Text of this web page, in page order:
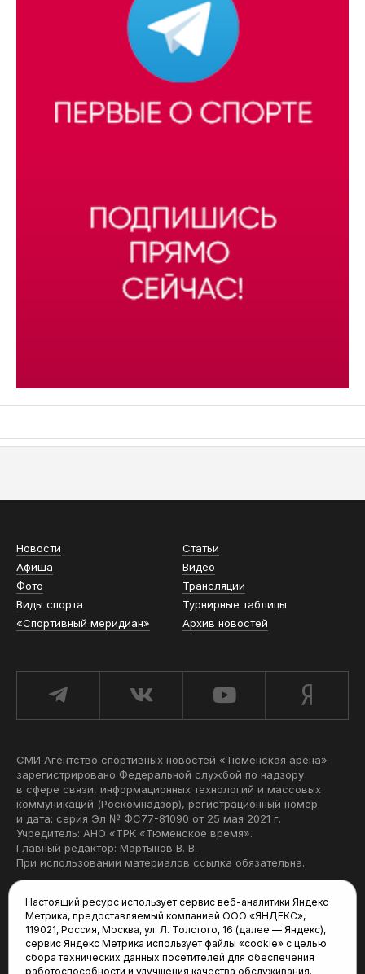
Новости
Статьи
Афиша
Видео
Фото
Трансляции
Виды спорта
Турнирные таблицы
«Спортивный меридиан»
Архив новостей
СМИ Агентство спортивных новостей «Тюменская арена»
зарегистрировано Федеральной службой по надзору
в сфере связи, информационных технологий и массовых
коммуникаций (Роскомнадзор), регистрационный номер
и дата: серия Эл № ФС77-81090 от 25 мая 2021 г.
Учредитель: АНО «ТРК «Тюменское время».
Главный редактор: Мартынов В. В.
При использовании материалов ссылка обязательна.
Редакция:
625035, Тюмень, пр. Геологоразведчиков, 28А
(3452) 68-22-28
Настоящий ресурс использует сервис веб-аналитики Яндекс
Метрика, предоставляемый компанией ООО «ЯНДЕКС»,
119021, Россия, Москва, ул. Л. Толстого, 16 (далее — Яндекс),
сервис Яндекс Метрика использует файлы «cookie» с целью
сбора технических данных посетителей для обеспечения
работоспособности и улучшения качества обслуживания.